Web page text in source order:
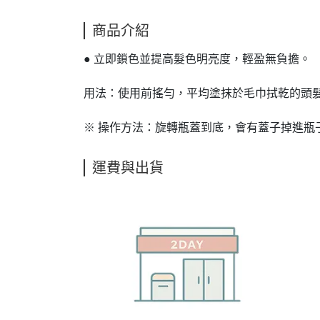
商品介紹
● 立即鎖色並提高髮色明亮度，輕盈無負擔。
用法：使用前搖勻，平均塗抹於毛巾拭乾的頭
※ 操作方法：旋轉瓶蓋到底，會有蓋子掉進
運費與出貨